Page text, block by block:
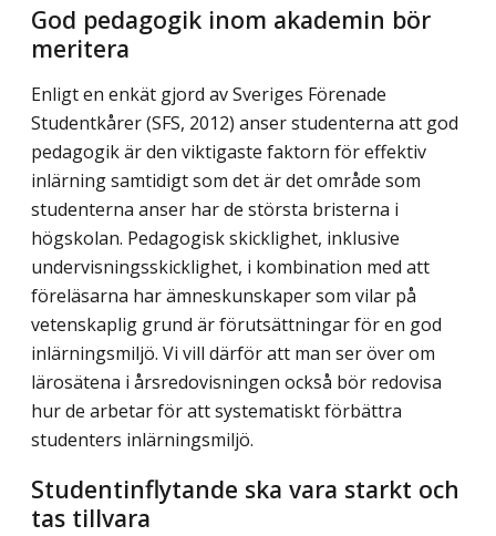
God pedagogik inom akademin bör
meritera
Enligt en enkät gjord av Sveriges Förenade
Studentkårer (SFS, 2012) anser studenterna att god
pedagogik är den viktigaste faktorn för effektiv
inlärning samtidigt som det är det område som
studenterna anser har de största bristerna i
högskolan. Pedagogisk skicklighet, inklusive
undervisningsskicklighet, i kombination med att
föreläsarna har ämneskunskaper som vilar på
vetenskaplig grund är förutsättningar för en god
inlärningsmiljö. Vi vill därför att man ser över om
lärosätena i årsredovisningen också bör redovisa
hur de arbetar för att systematiskt förbättra
studenters inlärningsmiljö.
Studentinflytande ska vara starkt och
tas tillvara